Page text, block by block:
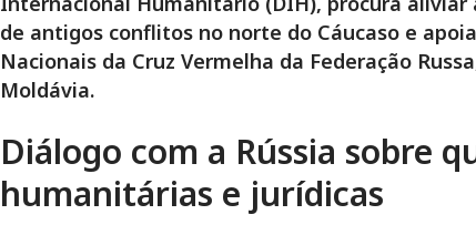
de antigos conflitos no norte do Cáucaso e
Nacionais da Cruz Vermelha da Federação
Moldávia.
Diálogo com a Rússia sobre
humanitárias e jurídicas